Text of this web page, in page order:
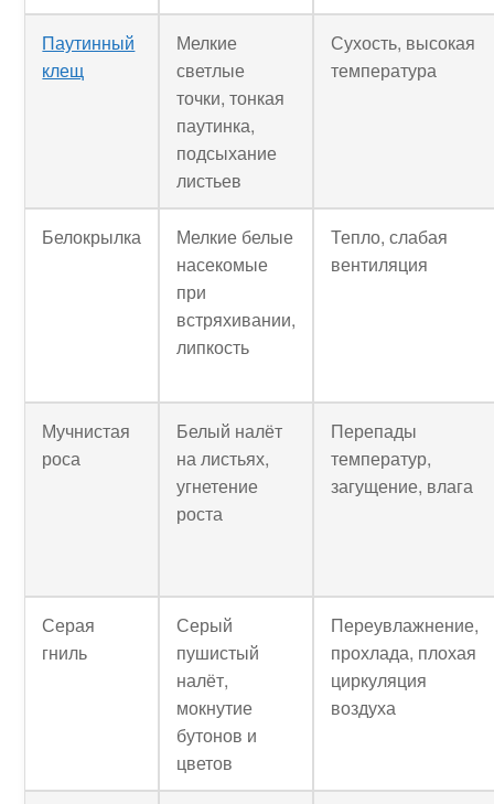
Паутинный
клещ
Мелкие
светлые
точки, тонкая
паутинка,
подсыхание
листьев
Сухость, высокая
температура
Белокрылка
Мелкие белые
насекомые
при
встряхивании,
липкость
Тепло, слабая
вентиляция
Мучнистая
роса
Белый налёт
на листьях,
угнетение
роста
Перепады
температур,
загущение, влага
Серая
гниль
Серый
пушистый
налёт,
мокнутие
бутонов и
цветов
Переувлажнение,
прохлада, плохая
циркуляция
воздуха